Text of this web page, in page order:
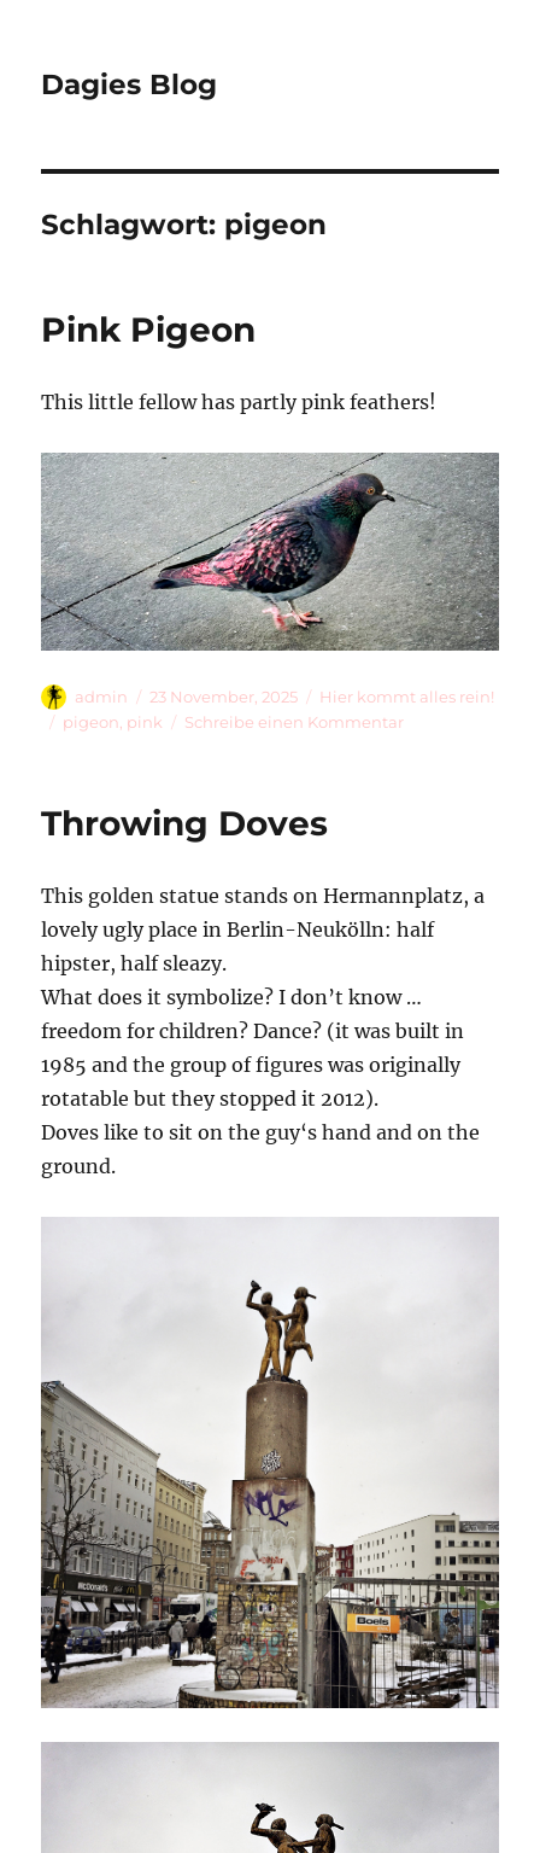
Dagies Blog
Schlagwort: pigeon
Pink Pigeon
This little fellow has partly pink feathers!
Autor
admin
Veröffentlicht
am
23 November, 2025 Kategorien
Hier kommt alles rein!
Schlagwörter
pigeon, pink Schreibe einen Kommentarzu
Throwing Doves
This golden statue stands on Hermannplatz, a
lovely ugly place in Berlin-Neukölln: half
hipster, half sleazy.
What does it symbolize? I don’t know …
freedom for children? Dance? (it was built in
1985 and the group of figures was originally
rotatable but they stopped it 2012).
Doves like to sit on the guy‘s hand and on the
ground.